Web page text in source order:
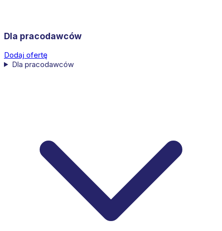
Dla pracodawców
Dodaj ofertę
Dla pracodawców